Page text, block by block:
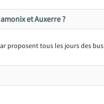
et Auxerre ?
proposent tous les jours des